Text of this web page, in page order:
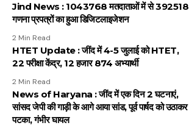
Jind News : 1043768 मतदाताओं में से 392518
गणना प्रपत्रों का हुआ डिजिटलाइजेशन
2 Min Read
HTET Update : जींद में 4-5 जुलाई को HTET,
22 परीक्षा केंद्र, 12 हजार 874 अभ्यार्थी
2 Min Read
News of Haryana : जींद में एक दिन 2 घटनाएं,
सांसद जेपी की गाड़ी के आगे आया सांड, पूर्व पार्षद को उठाकर
पटका, गंभीर घायल